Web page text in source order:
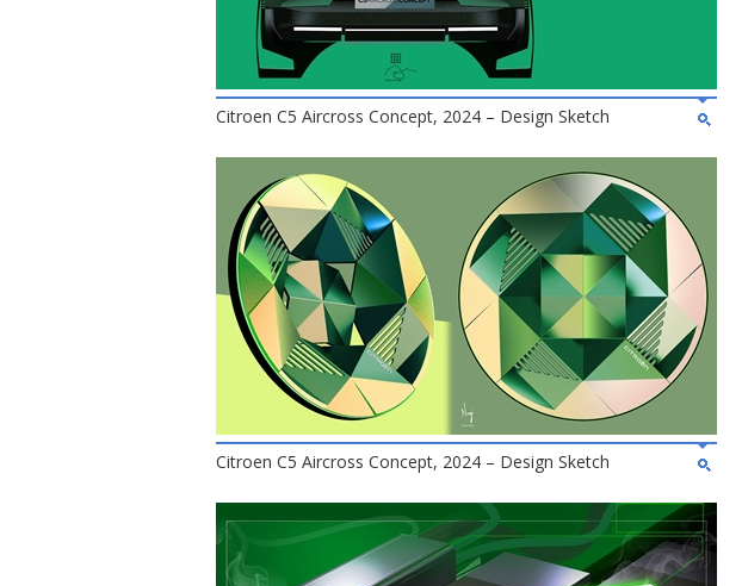
Citroen C5 Aircross Concept, 2024 – Design Sketch
Citroen C5 Aircross Concept, 2024 – Design Sketch